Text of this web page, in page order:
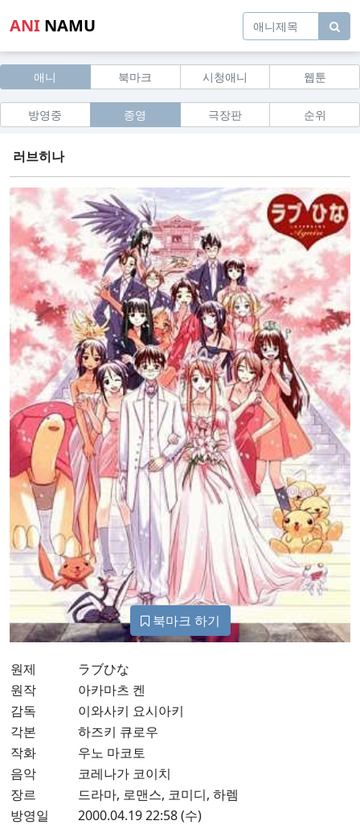
ANI NAMU
애니 북마크 시청애니 웹툰
방영중 종영 극장판 순위
러브히나
북마크 하기
원제
ラブひな
원작
아카마츠 켄
감독
이와사키 요시아키
각본
하즈키 큐로우
작화
우노 마코토
음악
코레나가 코이치
장르
드라마, 로맨스, 코미디, 하렘
방영일
2000.04.19 22:58 (수)